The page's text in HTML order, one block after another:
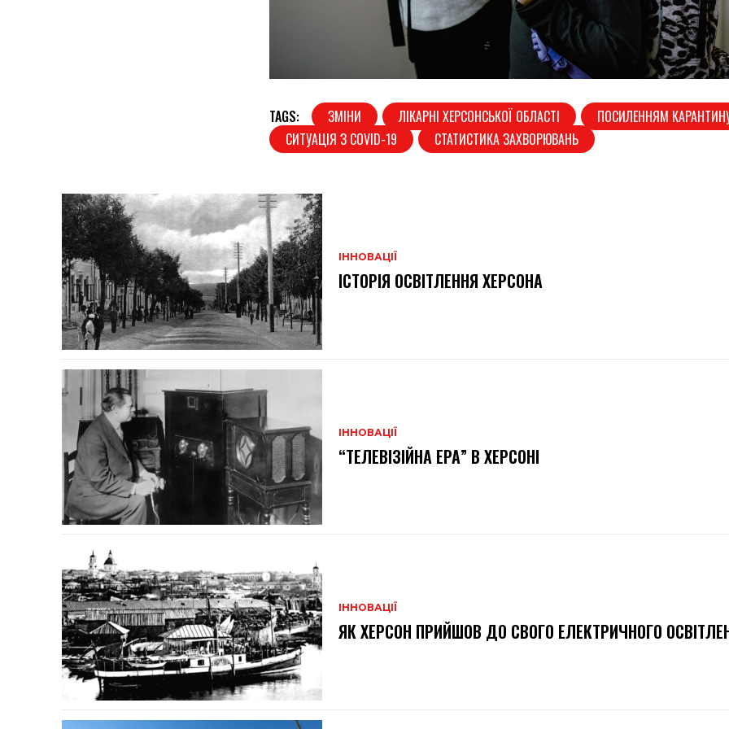
TAGS: ЗМІНИ ЛІКАРНІ ХЕРСОНСЬКОЇ ОБЛАСТІ
ПОСИЛЕННЯМ
СИТУАЦІЯ З COVID-19
СТАТИСТИКА ЗАХВОРЮВАНЬ
ІННОВАЦІЇ
ІСТОРІЯ ОСВІТЛЕННЯ ХЕРСОНА
ІННОВАЦІЇ
“ТЕЛЕВІЗІЙНА ЕРА” В ХЕРСОНІ
ІННОВАЦІЇ
ЯК ХЕРСОН ПРИЙШОВ ДО СВОГО ЕЛЕКТРИЧНОГО